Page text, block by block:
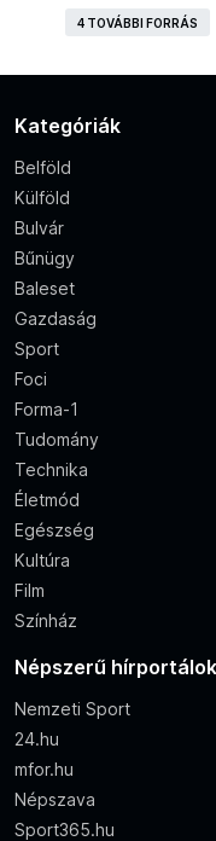
4 TOVÁBBI FORRÁS
Kategóriák
Belföld
Külföld
Bulvár
Bűnügy
Baleset
Gazdaság
Sport
Foci
Forma-1
Tudomány
Technika
Életmód
Egészség
Kultúra
Film
Színház
Népszerű hírportálok
Nemzeti Sport
24.hu
mfor.hu
Népszava
Sport365.hu